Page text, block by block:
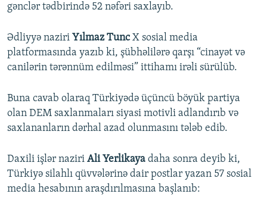
gənclər tədbirində 52 nəfəri saxlayıb.
Ədliyyə naziri Yılmaz TuncX sosial media
platformasında yazıb ki, şübhəlilərə qarşı “cinayət və
canilərin tərənnüm edilməsi” ittihamı irəli sürülüb.
Buna cavab olaraq Türkiyədə üçüncü böyük partiya
olan DEM saxlanmaları siyasi motivli adlandırıb və
saxlananların dərhal azad olunmasını tələb edib.
Daxili işlər naziri Ali Yerlikaya daha sonra deyib ki,
Türkiyə silahlı qüvvələrinə dair postlar yazan 57 sosial
media hesabının araşdırılmasına başlanıb: